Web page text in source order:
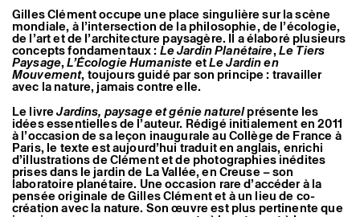
Gilles Clément occupe une place singulière sur la scène
mondiale, à l’intersection de la philosophie, de l’écologie,
de l’art et de l’architecture paysagère. Il a élaboré plusieurs
concepts fondamentaux :Le Jardin Planétaire,Le Tiers
Paysage,L’Écologie HumanisteetLe Jardin en
Mouvement, toujours guidé par son principe : travailler
avec la nature, jamais contre elle.
Le livreJardins, paysage et génie naturelprésente les
idées essentielles de l’auteur. Rédigé initialement en 2011
à l’occasion de sa leçon inaugurale au Collège de France à
Paris, le texte est aujourd’hui traduit en anglais, enrichi
d’illustrations de Clément et de photographies inédites
prises dans le jardin de La Vallée, en Creuse – son
laboratoire planétaire. Une occasion rare d’accéder à la
pensée originale de Gilles Clément et à un lieu de co-
création avec la nature. Son œuvre est plus pertinente que